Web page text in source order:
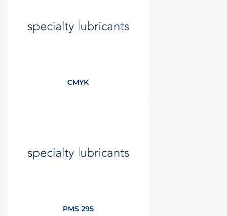
CMYK
PMS 295